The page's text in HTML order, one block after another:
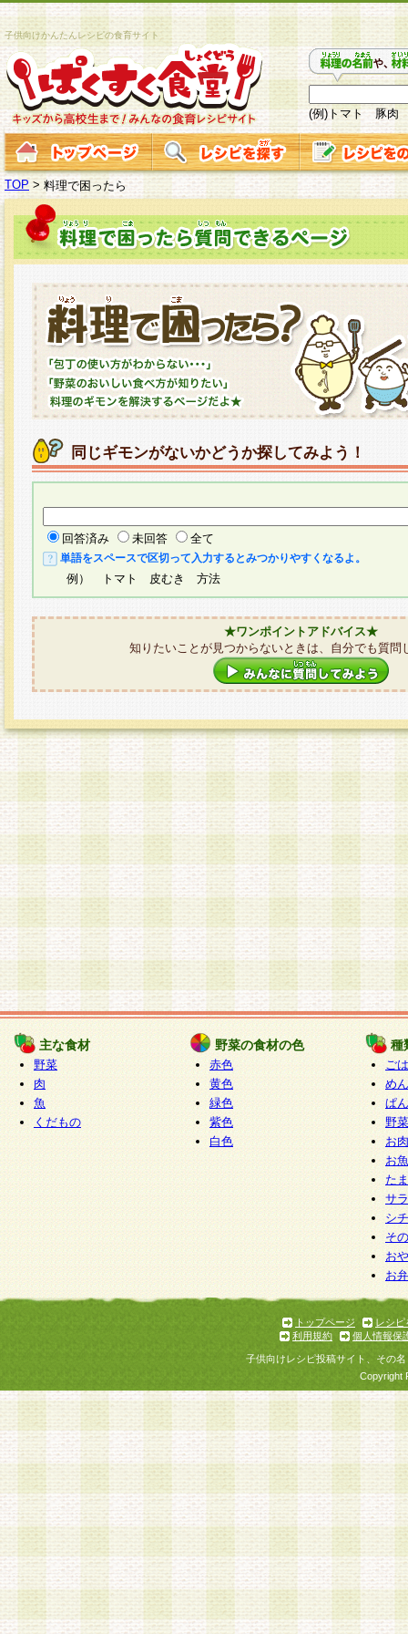
子供向けかんたんレシピの食育サイト
(例)トマト 豚肉
TOP >料理で困ったら
同じギモンがないかどうか探してみよう！
回答済み 未回答 全て
単語をスペースで区切って入力するとみつかりやすくなるよ。
例） トマト 皮むき 方法
★ワンポイントアドバイス★
知りたいことが見つからないときは、自分でも質問
主な食材
野菜
肉
魚
くだもの
野菜の食材の色
赤色
黄色
緑色
紫色
白色
種
ご
めん
ぱん
野
お
お
た
サ
シ
そ
お
お
トップページ
レシピ
利用規約
個人情報保
子供向けレシピ投稿サイト、その
Copyright